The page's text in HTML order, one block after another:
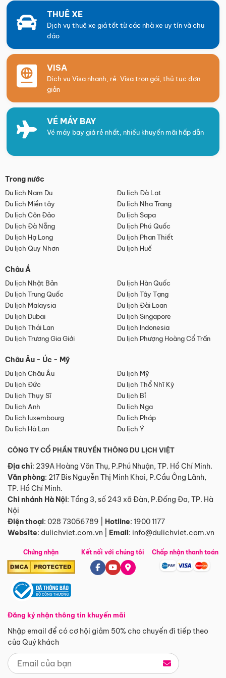
THUÊ XE
Dịch vụ thuê xe giá tốt từ các nhà xe uy tín và chu
đáo
VISA
Dịch vụ Visa nhanh, rẻ. Visa trọn gói, thủ tục đơn
giản
VÉ MÁY BAY
Vé máy bay giá rẻ nhất, nhiều khuyến mãi hấp dẫn
Trong nước
Du lịch Nam Du
Du lịch Đà Lạt
Du lịch Miền tây
Du lịch Nha Trang
Du lịch Côn Đảo
Du lịch Sapa
Du lịch Đà Nẵng
Du lịch Phú Quốc
Du lịch Hạ Long
Du lịch Phan Thiết
Du lịch Quy Nhơn
Du lịch Huế
Châu Á
Du lịch Nhật Bản
Du lịch Hàn Quốc
Du lịch Trung Quốc
Du lịch Tây Tạng
Du lịch Malaysia
Du lịch Đài Loan
Du lịch Dubai
Du lịch Singapore
Du lịch Thái Lan
Du lịch Indonesia
Du lịch Trương Gia Giới
Du lịch Phượng Hoàng Cổ Trấn
Châu Âu - Úc - Mỹ
Du lịch Châu Âu
Du lịch Mỹ
Du lịch Đức
Du lịch Thổ Nhĩ Kỳ
Du lịch Thụy Sĩ
Du lịch Bỉ
Du lịch Anh
Du lịch Nga
Du lịch luxembourg
Du lịch Pháp
Du lịch Hà Lan
Du lịch Ý
CÔNG TY CỔ PHẦN TRUYỀN THÔNG DU LỊCH VIỆT
Địa chỉ: 239A Hoàng Văn Thụ, P.Phú Nhuận, TP. Hồ Chí Minh.
Văn phòng: 217 Bis Nguyễn Thị Minh Khai, P.Cầu Ông Lãnh,
TP. Hồ Chí Minh.
Chi nhánh Hà Nội: Tầng 3, số 243 xã Đàn, P.Đống Đa, TP. Hà
Nội
Điện thoại: 028 73056789 Hotline: 1900 1177
Website: dulichviet.com.vn Email: info@dulichviet.com.vn
Chứng nhận
Đăng ký nhận thông tin khuyến mãi
Nhập email để có cơ hội giảm 50% cho chuyến đi tiếp theo
của Quý khách
Kết nối với chúng tôi Chấp nhận thanh toán